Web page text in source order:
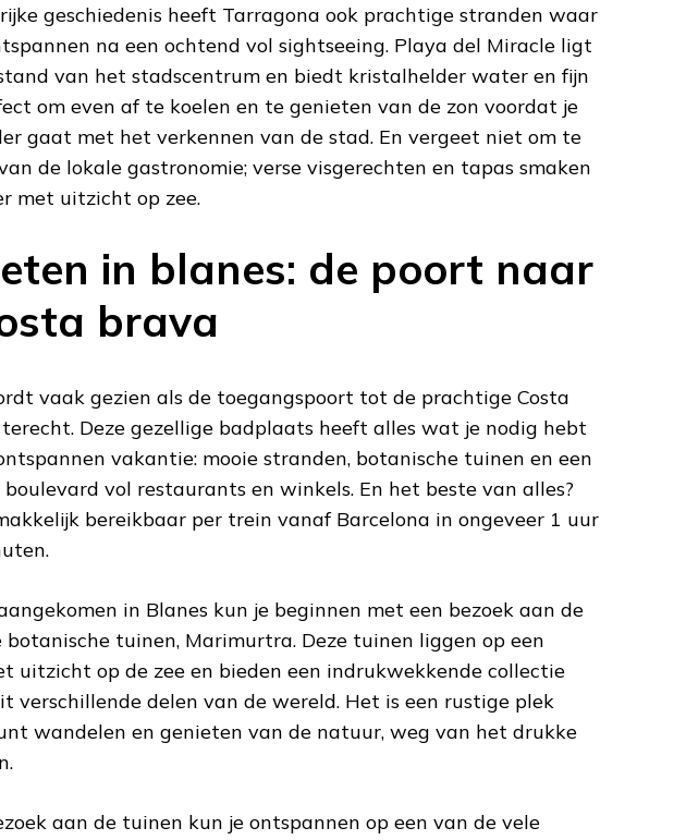
geschiedenis heeft Tarragona ook prachtige stranden waar
na een ochtend vol sightseeing. Playa del Miracle ligt
van het stadscentrum en biedt kristalhelder water en fijn
om even af te koelen en te genieten van de zon voordat je
gaat met het verkennen van de stad. En vergeet niet om te
de lokale gastronomie; verse visgerechten en tapas smaken
met uitzicht op zee.
in blanes: de poort naar
brava
vaak gezien als de toegangspoort tot de prachtige Costa
terecht. Deze gezellige badplaats heeft alles wat je nodig hebt
vakantie: mooie stranden, botanische tuinen en een
vol restaurants en winkels. En het beste van alles?
bereikbaar per trein vanaf Barcelona in ongeveer 1 uur
in Blanes kun je beginnen met een bezoek aan de
botanische tuinen, Marimurtra. Deze tuinen liggen op een
uitzicht op de zee en bieden een indrukwekkende collectie
verschillende delen van de wereld. Het is een rustige plek
wandelen en genieten van de natuur, weg van het drukke
aan de tuinen kun je ontspannen op een van de vele